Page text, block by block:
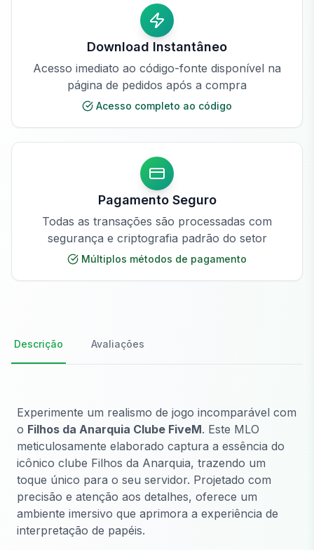
Download Instantâneo
Acesso imediato ao código-fonte disponível na
página de pedidos após a compra
Acesso completo ao código
Pagamento Seguro
Todas as transações são processadas com
segurança e criptografia padrão do setor
Múltiplos métodos de pagamento
Descrição Avaliações
Experimente um realismo de jogo incomparável com
o Filhos da Anarquia Clube FiveM. Este MLO
meticulosamente elaborado captura a essência do
icônico clube Filhos da Anarquia, trazendo um
toque único para o seu servidor. Projetado com
precisão e atenção aos detalhes, oferece um
ambiente imersivo que aprimora a experiência de
interpretação de papéis.